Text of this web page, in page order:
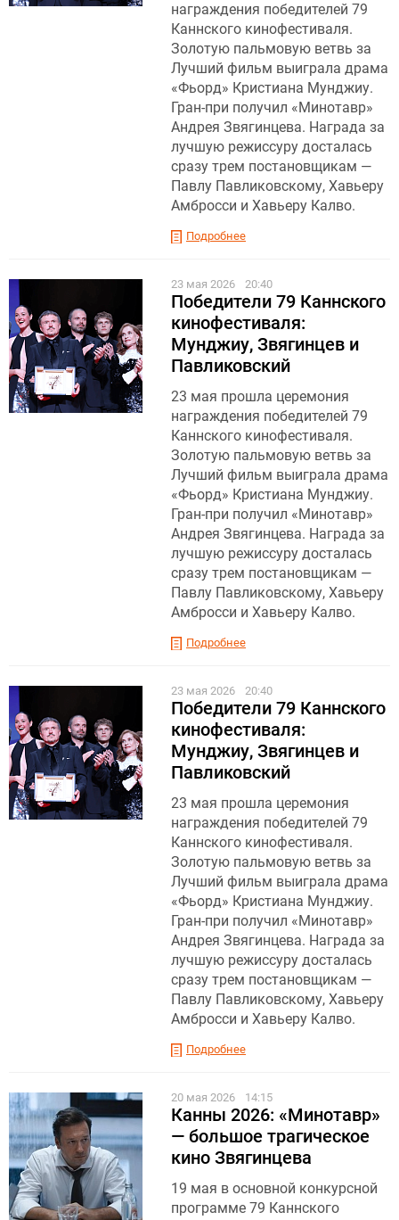
награждения победителей 79
Каннского кинофестиваля.
Золотую пальмовую ветвь за
Лучший фильм выиграла драма
«Фьорд» Кристиана Мунджиу .
Гран-при получил «Минотавр»
Андрея Звягинцева. Награда за
лучшую режиссуру досталась
сразу трем постановщикам —
Павлу Павликовскому, Хавьеру
Амбросси и Хавьеру Калво.
Подробнее
23 мая 2026 20:40
Победители 79 Каннского
кинофестиваля:
Мунджиу, Звягинцев и
Павликовский
23 мая прошла церемония
награждения победителей 79
Каннского кинофестиваля.
Золотую пальмовую ветвь за
Лучший фильм выиграла драма
«Фьорд» Кристиана Мунджиу .
Гран-при получил «Минотавр»
Андрея Звягинцева. Награда за
лучшую режиссуру досталась
сразу трем постановщикам —
Павлу Павликовскому, Хавьеру
Амбросси и Хавьеру Калво.
Подробнее
23 мая 2026 20:40
Победители 79 Каннского
кинофестиваля:
Мунджиу, Звягинцев и
Павликовский
23 мая прошла церемония
награждения победителей 79
Каннского кинофестиваля.
Золотую пальмовую ветвь за
Лучший фильм выиграла драма
«Фьорд» Кристиана Мунджиу .
Гран-при получил «Минотавр»
Андрея Звягинцева. Награда за
лучшую режиссуру досталась
сразу трем постановщикам —
Павлу Павликовскому, Хавьеру
Амбросси и Хавьеру Калво.
Подробнее
20 мая 2026 14:15
Канны 2026: «Минотавр»
— большое трагическое
кино Звягинцева
19 мая в основной конкурсной
программе 79 Каннского